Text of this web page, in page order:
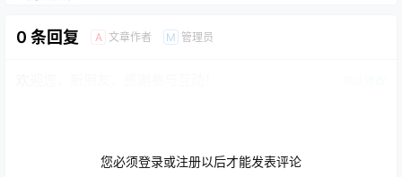
0 条回复 A 文章作者 M 管理员
您必须登录或注册以后才能发表评论